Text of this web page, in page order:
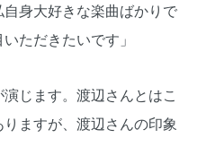
身大好きな楽曲ばかりで
ただきたいです」
じます。渡辺さんとはこ
ますが、渡辺さんの印象